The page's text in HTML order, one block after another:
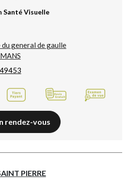
Santé Visuelle
general de gaulle
rendez-vous
PIERRE